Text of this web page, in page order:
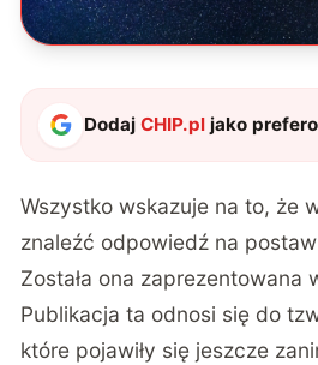
DodajCHIP.pl jako
Wszystko wskazuje na to, że
znaleźć odpowiedź na
Została ona zaprezentowana
Publikacja ta odnosi się do
które pojawiły się jeszcze